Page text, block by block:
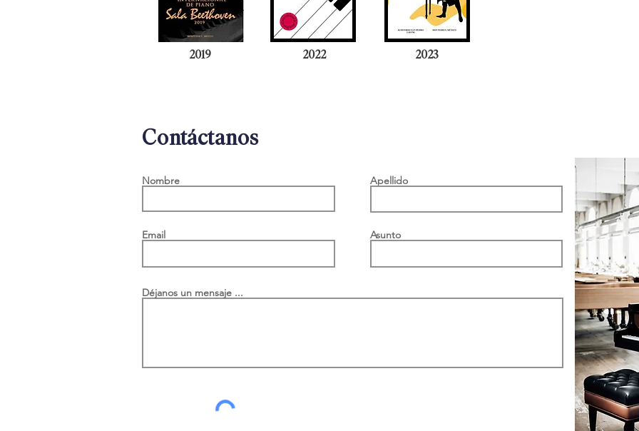
2019 2022 2023
Contáctanos
Nombre
Email
Apellido
Asunto
Déjanos un mensaje ...